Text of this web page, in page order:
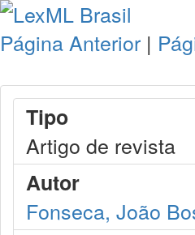
Página Anterior |
Tipo
Artigo de revista
Autor
Fonseca, João